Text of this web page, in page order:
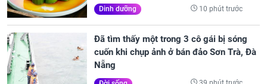
Dinh dưỡng 10 phút trước
Đã tìm thấy một trong 3 cô gái bị sóng
cuốn khi chụp ảnh ở bán đảo Sơn Trà, Đà
Nẵng